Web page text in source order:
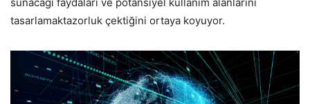
tasarlamaktazorluk çektiğini ortaya koyuyor.